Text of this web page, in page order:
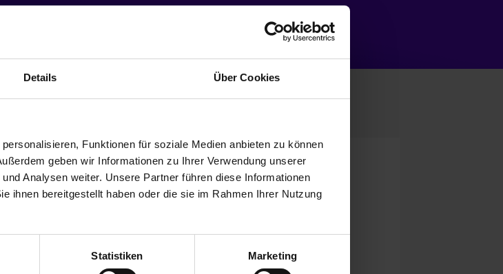
Details Über Cookies
Funktionen für soziale Medien anbieten zu können
geben wir Informationen zu Ihrer Verwendung unserer
Analysen weiter. Unsere Partner führen diese Informationen
ihnen bereitgestellt haben oder die sie im Rahmen Ihrer Nutzung
Statistiken Marketing